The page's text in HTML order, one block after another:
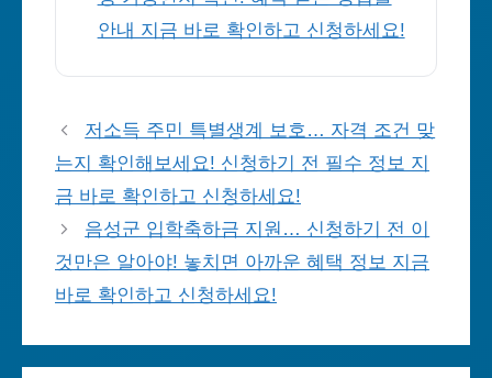
안내 지금 바로 확인하고 신청하세요!
저소득 주민 특별생계 보호… 자격 조건 맞
는지 확인해보세요! 신청하기 전 필수 정보 지
금 바로 확인하고 신청하세요!
음성군 입학축하금 지원… 신청하기 전 이
것만은 알아야! 놓치면 아까운 혜택 정보 지금
바로 확인하고 신청하세요!